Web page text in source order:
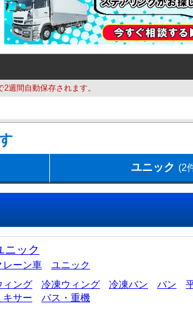
週間自動保存されます。
ユニック (2
ニック
レーン車
ユニック
ィング
冷凍ウィング 冷凍バン バン
キサー
バス・重機